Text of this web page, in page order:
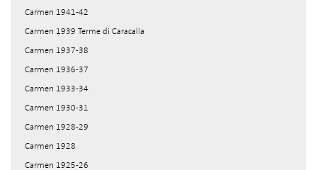
Carmen 1941-42
Carmen 1939 Terme di Caracalla
Carmen 1937-38
Carmen 1936-37
Carmen 1933-34
Carmen 1930-31
Carmen 1928-29
Carmen 1928
Carmen 1925-26